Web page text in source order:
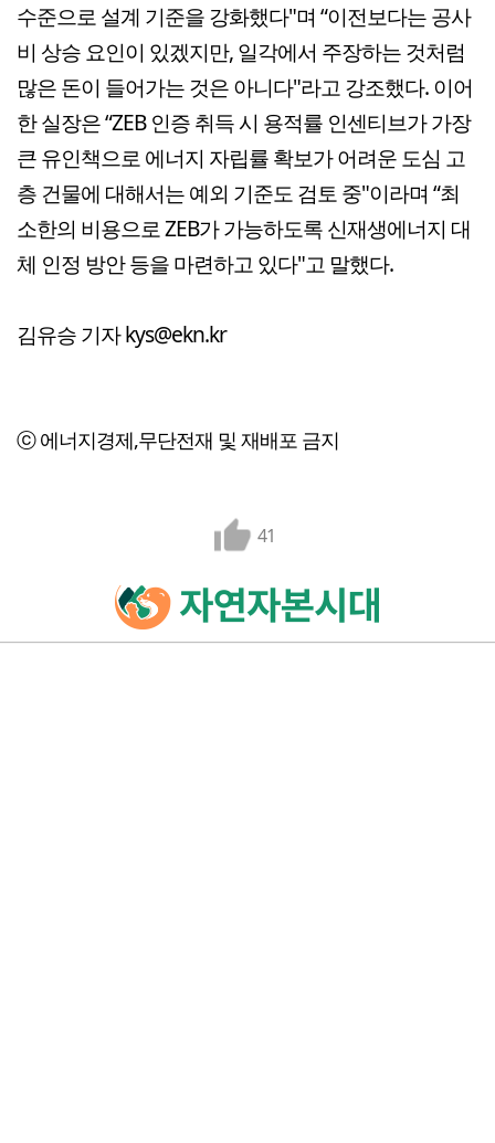
수준으로 설계 기준을 강화했다"며 “이전보다는 공사
비 상승 요인이 있겠지만, 일각에서 주장하는 것처럼
많은 돈이 들어가는 것은 아니다"라고 강조했다. 이어
한 실장은 “ZEB 인증 취득 시 용적률 인센티브가 가장
큰 유인책으로 에너지 자립률 확보가 어려운 도심 고
층 건물에 대해서는 예외 기준도 검토 중"이라며 “최
소한의 비용으로 ZEB가 가능하도록 신재생에너지 대
체 인정 방안 등을 마련하고 있다"고 말했다.
김유승 기자 kys@ekn.kr
ⓒ 에너지경제,무단전재 및 재배포 금지
41